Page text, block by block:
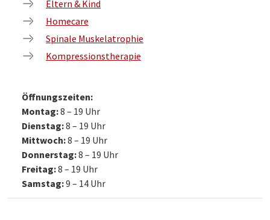
Eltern & Kind
Homecare
Spinale Muskelatrophie
Kompressionstherapie
Öffnungszeiten:
Montag:8 – 19 Uhr
Dienstag:8 – 19 Uhr
Mittwoch:8 – 19 Uhr
Donnerstag:8 – 19 Uhr
Freitag:8 – 19 Uhr
Samstag:9 – 14 Uhr